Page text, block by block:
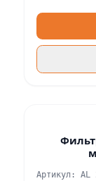
Артикул: AL